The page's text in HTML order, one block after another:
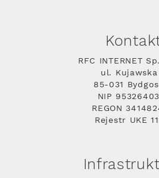
RFC INTERNET
ul. Kujawska
85-031
NIP
REGON
Rejestr UKE